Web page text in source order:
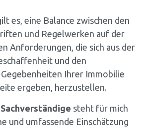
es, eine Balance zwischen den
und Regelwerken auf der
Anforderungen, die sich aus der
und den
Ihrer Immobilie
ergeben, herzustellen.
steht für mich
und umfassende Einschätzung